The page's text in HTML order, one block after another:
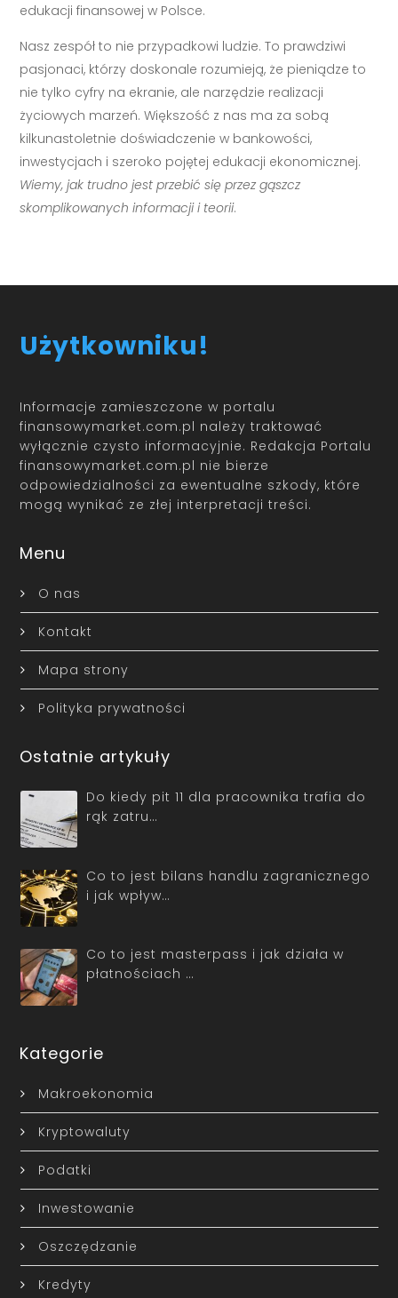
edukacji finansowej w Polsce.
Nasz zespół to nie przypadkowi ludzie. To prawdziwi
pasjonaci, którzy doskonale rozumieją, że pieniądze to
nie tylko cyfry na ekranie, ale narzędzie realizacji
życiowych marzeń. Większość z nas ma za sobą
kilkunastoletnie doświadczenie w bankowości,
inwestycjach i szeroko pojętej edukacji ekonomicznej.
Wiemy, jak trudno jest przebić się przez gąszcz
skomplikowanych informacji i teorii.
Użytkowniku!
Informacje zamieszczone w portalu
finansowymarket.com.pl należy traktować
wyłącznie czysto informacyjnie. Redakcja Portalu
finansowymarket.com.pl nie bierze
odpowiedzialności za ewentualne szkody, które
mogą wynikać ze złej interpretacji treści.
Menu
O nas
Kontakt
Mapa strony
Polityka prywatności
Ostatnie artykuły
Do kiedy pit 11 dla pracownika trafia do
rąk zatru…
Co to jest bilans handlu zagranicznego
i jak wpływ…
Co to jest masterpass i jak działa w
płatnościach …
Kategorie
Makroekonomia
Kryptowaluty
Podatki
Inwestowanie
Oszczędzanie
Kredyty